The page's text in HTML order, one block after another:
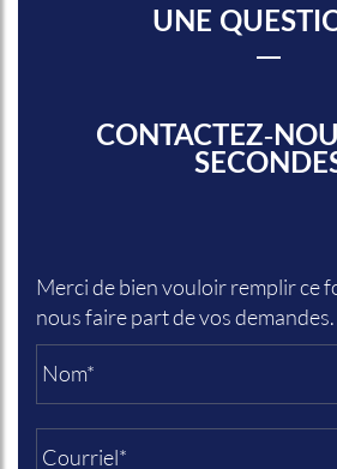
UNE
CONTACTEZ-
Merci de bien vouloir remplir ce
nous faire part de vos demandes.